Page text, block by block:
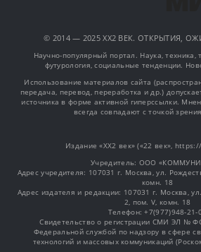
© 2014 — 2025 XX2 ВЕК. ОТКРЫТИЯ,
Научно-популярный портал. Наука, техника,
футурология, социальные тенденции.
Использование материалов сайта
передача, перевод, переработка и др.)
источника в форме активной гиперссылки.
всегда совпадают с точкой
Издание «XX2 век» («22 век»,
Учредитель: OOO
Адрес учредителя: 107031 г. Москва, ул.
комн. 18
Адрес издателя и редакции: 107031 г. Москва,
2, пом. V, комн. 18
Телефон: +7(977)948-21-
Свидетельство о регистрации СМИ ЭЛ №
Федеральной службой по надзору в сфере
технологий и массовых коммуникаций